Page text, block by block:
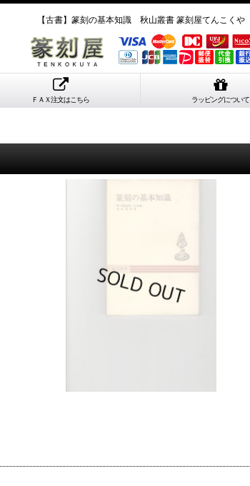
【古書】篆刻の基本知識 秋山叢書 篆刻屋てんこくや
ＦＡＸ注文はこちら ラッピングについて